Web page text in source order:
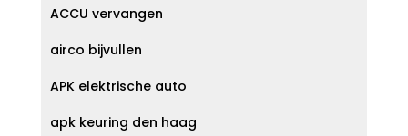
ACCU vervangen
airco bijvullen
APK elektrische auto
apk keuring den haag